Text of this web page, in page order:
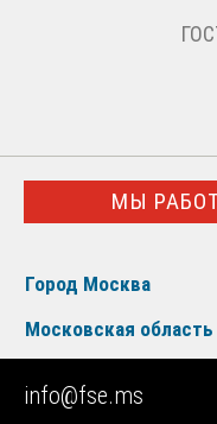
МЫ
Город Москва
Московская область
Северо-Западный
info@fse.ms